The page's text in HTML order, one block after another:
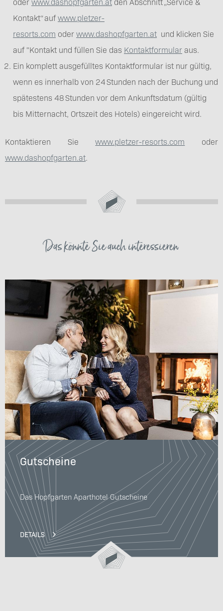
Kontakt“ aufwww.pletzer-
resorts.com oderwww.dashopfgarten.at und klicken Sie
auf "Kontakt und füllen Sie das Kontaktformularaus.
Ein komplett ausgefülltes Kontaktformular ist nur gültig,
wenn es innerhalb von 24 Stunden nach der Buchung und
spätestens 48 Stunden vor dem Ankunftsdatum (gültig
bis Mitternacht, Ortszeit des Hotels) eingereicht wird.
Kontaktieren Siewww.pletzer-resorts.com oder
www.dashopfgarten.at.
Das könnte Sie auch interessieren
Gutscheine
Das Hopfgarten Aparthotel Gutscheine
DETAILS